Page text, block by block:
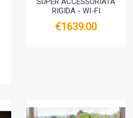
RIGIDA - WI-FI
€1639.00